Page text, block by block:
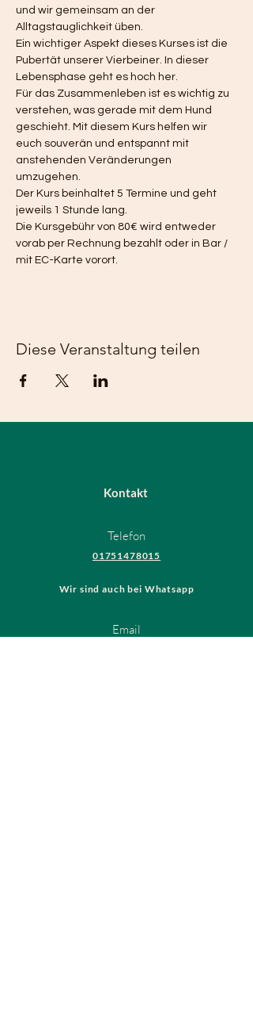
und wir gemeinsam an der
Alltagstauglichkeit üben.
Ein wichtiger Aspekt dieses Kurses ist die
Pubertät unserer Vierbeiner. In dieser
Lebensphase geht es hoch her.
Für das Zusammenleben ist es wichtig zu
verstehen, was gerade mit dem Hund
geschieht. Mit diesem Kurs helfen wir
euch souverän und entspannt mit
anstehenden Veränderungen
umzugehen.
Der Kurs beinhaltet 5 Termine und geht
jeweils 1 Stunde lang.
Die Kursgebühr von 80€ wird entweder
vorab per Rechnung bezahlt oder in Bar /
mit EC-Karte vorort.
Diese Veranstaltung teilen
Kontakt
Telefon
01751478015
Wir sind auch bei Whatsapp
Email